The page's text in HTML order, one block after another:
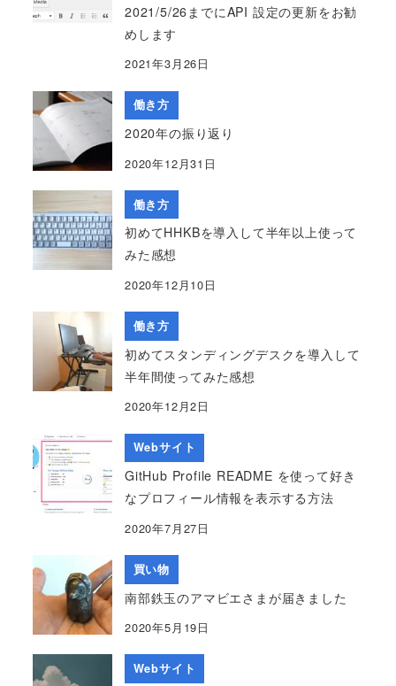
2021/5/26までにAPI 設定の更新をお勧
めします
2021年3月26日
働き方
2020年の振り返り
2020年12月31日
働き方
初めてHHKBを導入して半年以上使って
みた感想
2020年12月10日
働き方
初めてスタンディングデスクを導入して
半年間使ってみた感想
2020年12月2日
Webサイト
GitHub Profile README を使って好き
なプロフィール情報を表示する方法
2020年7月27日
買い物
南部鉄玉のアマビエさまが届きました
2020年5月19日
Webサイト